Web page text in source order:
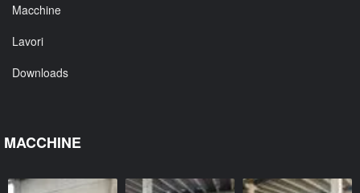
Macchine
Lavori
Downloads
MACCHINE